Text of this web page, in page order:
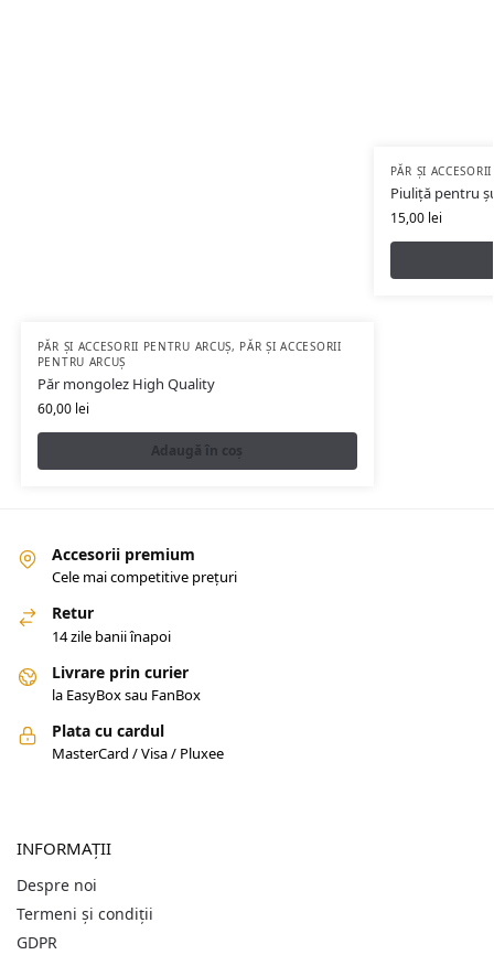
PĂR ȘI ACCESORII PENTRU ARCUȘ, PĂR ȘI ACCESORII
PENTRU ARCUȘ
Păr mongolez High Quality
60,00 lei
Adaugă în coș
PĂR ȘI
Piuliță pentru
15,00 lei
Accesorii premium
Cele mai competitive prețuri
Retur
14 zile banii înapoi
Livrare prin curier
la EasyBox sau FanBox
Plata cu cardul
MasterCard / Visa / Pluxee
INFORMAȚII
Despre noi
Termeni și condiții
GDPR